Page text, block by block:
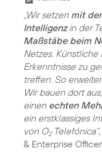
„Wir setzen mit
Intelligenzin der
Maßstäbe beim
Netzes.
Erkenntnisse zu
treffen. So
Wir bauen dort
einen echten
ein erstklassiges
von O2Telefónica“
& Enterprise